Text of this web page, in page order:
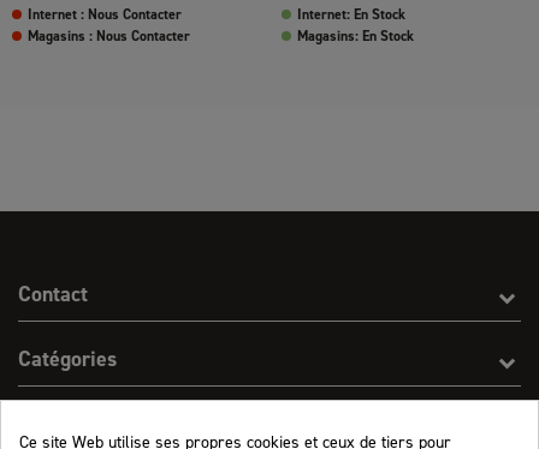
Internet : Nous Contacter
Magasins : Nous Contacter
Internet: En Stock
Magasins: En Stock
Contact
Catégories
Ce site Web utilise ses propres cookies et ceux de tiers pour